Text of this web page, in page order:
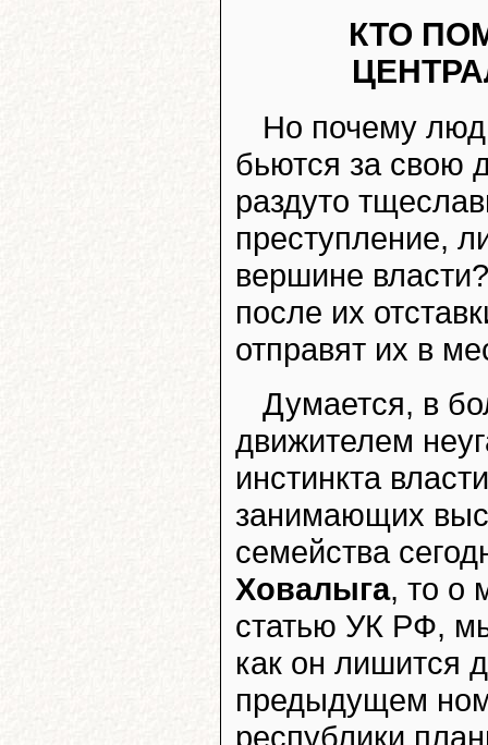
КТО
Но почему
бьются за свою
раздуто
преступление,
вершине
после их
отправят их в
Думается, в
движителем
инстинкта
занимающих
семейства
Ховалыга, то о
статью УК РФ,
как он лишится
предыдущем
республики